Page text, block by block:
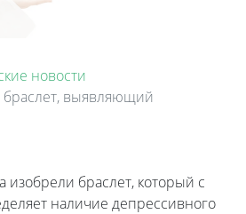
новости
выявляющий
изобрели браслет, который с
наличие депрессивного